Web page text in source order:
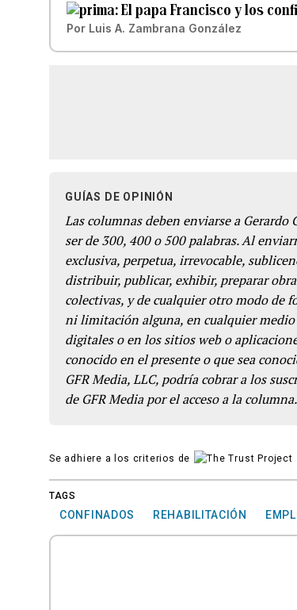
El papa Francisco y los
Por Luis A. Zambrana González
GUÍAS DE OPINIÓN
Las columnas deben enviarse a
ser de 300, 400 o 500 palabras. Al
exclusiva, perpetua, irrevocable,
distribuir, publicar, exhibir, preparar
colectivas, y de cualquier otro modo de
ni limitación alguna, en cualquier
digitales o en los sitios web o
conocido en el presente o que sea
GFR Media, LLC, podría cobrar a los
de GFR Media por el acceso a la columna.
Se adhiere a los criterios de
TAGS
CONFINADOS REHABILITACIÓN